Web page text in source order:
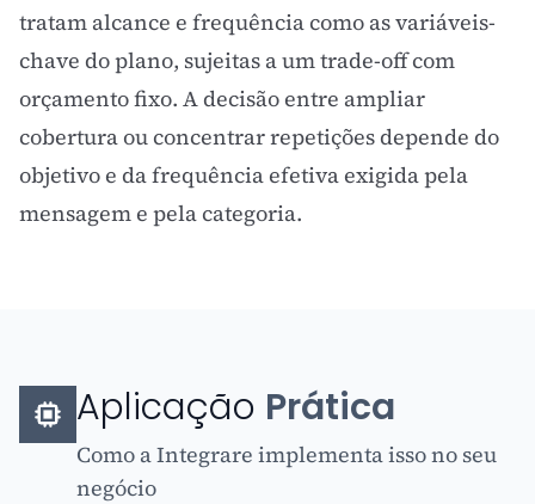
tratam alcance e frequência como as variáveis-
chave do plano, sujeitas a um trade-off com
orçamento fixo. A decisão entre ampliar
cobertura ou concentrar repetições depende do
objetivo e dafrequência efetivaexigida pela
mensagem e pela categoria.
Aplicação Prática
Como a Integrare implementa isso no seu
negócio